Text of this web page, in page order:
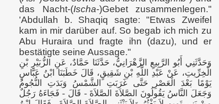
das Nacht-(Ischa-)Gebet zusammenlegen."
'Abdullah b. Shaqiq sagte: "Etwas Zweifel
kam in mir darüber auf. So begab ich mich zu
Abu Huraira und fragte ihn (dazu), und er
bestätigte seine Aussage."
وَحَدَّثَنِي أَبُو الرَّبِيعِ الزَّهْرَانِيُّ، حَدَّثَنَا حَمَّادٌ، عَنِ الزُّبَيْرِ بْنِ
الْخِرِّيتِ، عَنْ عَبْدِ اللَّهِ بْنِ شَقِيقٍ، قَالَ خَطَبَنَا ابْنُ عَبَّاسٍ
يَوْمًا بَعْدَ الْعَصْرِ حَتَّى غَرَبَتِ الشَّمْسُ وَبَدَتِ النُّجُومُ
وَجَعَلَ النَّاسُ يَقُولُونَ الصَّلاَةَ الصَّلاَةَ - قَالَ - فَجَاءَهُ رَجُلٌ